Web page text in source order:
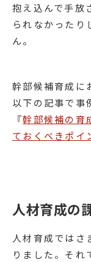
抱え込んで手放
られなかったり
ん。
幹部候補育成に
以下の記事で事
『幹部候補の育
ておくべきポイ
人材育成の
人材育成ではさ
りました。それ